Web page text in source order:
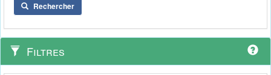
Rechercher
Filtres